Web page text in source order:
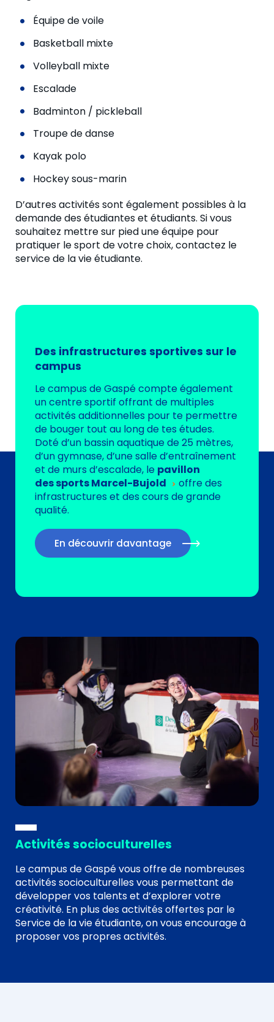
Équipe de voile
Basketball mixte
Volleyball mixte
Escalade
Badminton / pickleball
Troupe de danse
Kayak polo
Hockey sous-marin
D’autres activités sont également possibles à la
demande des étudiantes et étudiants. Si vous
souhaitez mettre sur pied une équipe pour
pratiquer le sport de votre choix, contactez le
service de la vie étudiante.
Des infrastructures sportives sur le
campus
Le campus de Gaspé compte également
un centre sportif offrant de multiples
activités additionnelles pour te permettre
de bouger tout au long de tes études.
Doté d’un bassin aquatique de 25 mètres,
d’un gymnase, d’une salle d’entraînement
et de murs d’escalade, le pavillon
dessports Marcel-Bujold
offre des
infrastructures et des cours de grande
qualité.
En découvrir davantage
Activités socioculturelles
Le campus de Gaspé vous offre de nombreuses
activités socioculturelles vous permettant de
développer vos talents et d’explorer votre
créativité. En plus des activités offertes par le
Service de la vie étudiante, on vous encourage à
proposer vos propres activités.